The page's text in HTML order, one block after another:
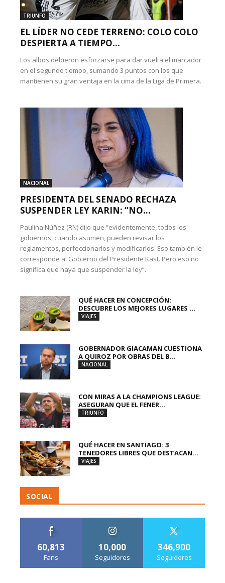
TRIUNFO
EL LÍDER NO CEDE TERRENO: COLO COLO
DESPIERTA A TIEMPO...
Los albos debieron esforzarse para dar vuelta el marcador
en el segundo tiempo, sumando 3 puntos con los que
mantienen su gran ventaja en la cima de la Liga de Primera.
NACIONAL
PRESIDENTA DEL SENADO RECHAZA
SUSPENDER LEY KARIN: “NO...
Paulina Núñez (RN) dijo que “evidentemente, todos los
gobiernos, cuando asumen, pueden revisar los
reglamentos, perfeccionarlos y modificarlos. Eso también le
corresponde al Gobierno del Presidente Kast. Pero eso no
significa que haya que suspender la ley”.
QUÉ HACER EN CONCEPCIÓN:
DESCUBRE LOS MEJORES LUGARES ...
VIAJES
GOBERNADOR GIACAMAN CUESTIONA
A QUIROZ POR OBRAS DEL B...
NACIONAL
CON MIRAS A LA CHAMPIONS LEAGUE:
ASEGURAN QUE EL FENER...
TRIUNFO
QUÉ HACER EN SANTIAGO: 3
TENEDORES LIBRES QUE DESTACAN...
VIAJES
SOCIAL
60,813
Fans
10,000
Seguidores
346,900
Seguidores